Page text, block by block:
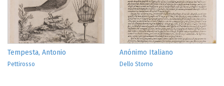
Tempesta, Antonio
Pettirosso
Anónimo Italiano
Dello Storno